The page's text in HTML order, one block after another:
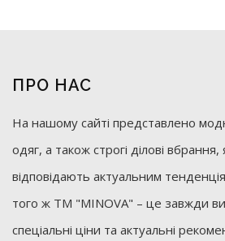
ПРО НАС
На нашому сайті представлено
одяг, а також строгі ділові вбрання,
відповідають актуальним
того ж ТМ "MINOVA" – це завжди
спеціальні ціни та актуальні